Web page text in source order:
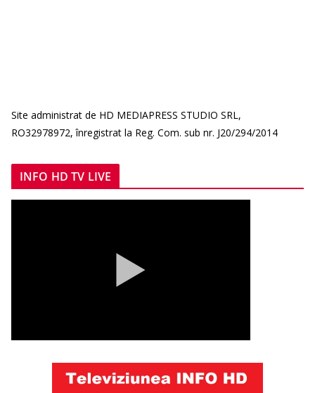
Site administrat de HD MEDIAPRESS STUDIO SRL,
RO32978972, înregistrat la Reg. Com. sub nr. J20/294/2014
INFO HD TV LIVE